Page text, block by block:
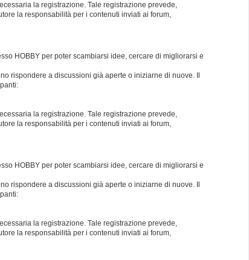
la registrazione. Tale registrazione prevede,
la responsabilità per i contenuti inviati ai forum,
HOBBY per poter scambiarsi idee, cercare di migliorarsi e
rispondere a discussioni già aperte o iniziarne di nuove. Il
la registrazione. Tale registrazione prevede,
la responsabilità per i contenuti inviati ai forum,
HOBBY per poter scambiarsi idee, cercare di migliorarsi e
rispondere a discussioni già aperte o iniziarne di nuove. Il
la registrazione. Tale registrazione prevede,
la responsabilità per i contenuti inviati ai forum,